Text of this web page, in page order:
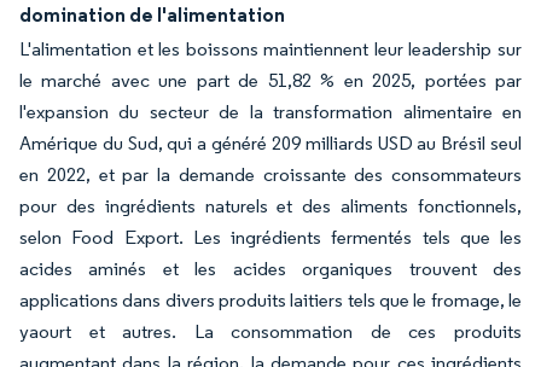
domination de l'alimentation
L'alimentation et les boissons maintiennent leur leadership sur
le marché avec une part de 51,82 % en 2025, portées par
l'expansion du secteur de la transformation alimentaire en
Amérique du Sud, qui a généré 209 milliards USD au Brésil seul
en 2022, et par la demande croissante des consommateurs
pour des ingrédients naturels et des aliments fonctionnels,
selon Food Export. Les ingrédients fermentés tels que les
acides aminés et les acides organiques trouvent des
applications dans divers produits laitiers tels que le fromage, le
yaourt et autres. La consommation de ces produits